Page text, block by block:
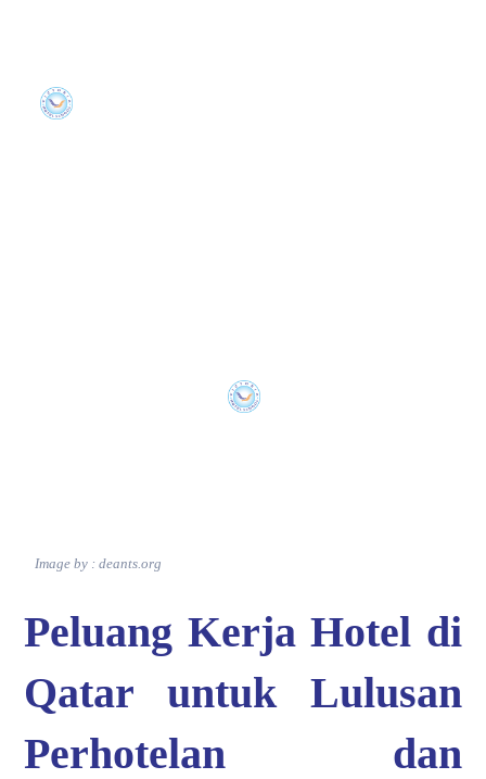
Image by : deants.org
Peluang Kerja Hotel di
Qatar untuk Lulusan
Perhotelan dan